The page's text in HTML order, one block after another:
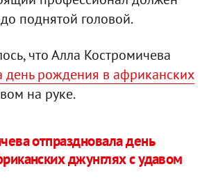
поднятой головой.
что Алла Костромичева
день рождения в африканских
на руке.
отпраздновала день
джунглях с удавом